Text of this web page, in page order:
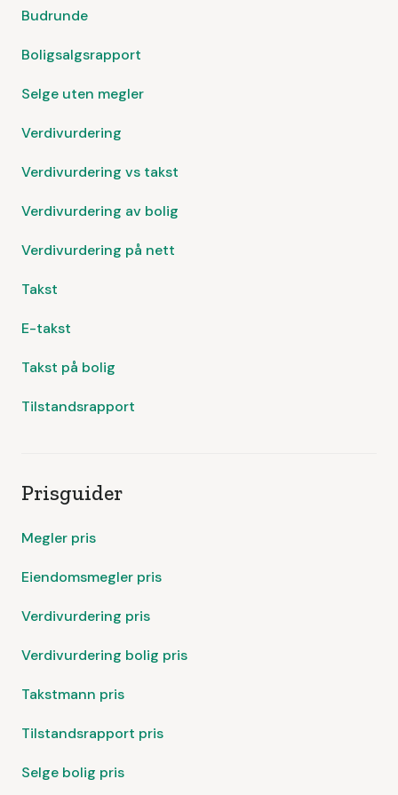
Budrunde
Boligsalgsrapport
Selge uten megler
Verdivurdering
Verdivurdering vs takst
Verdivurdering av bolig
Verdivurdering på nett
Takst
E-takst
Takst på bolig
Tilstandsrapport
Prisguider
Megler pris
Eiendomsmegler pris
Verdivurdering pris
Verdivurdering bolig pris
Takstmann pris
Tilstandsrapport pris
Selge bolig pris